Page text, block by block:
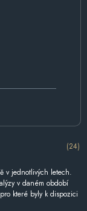
(24)
v jednotlivých letech.
v daném období
které byly k dispozici